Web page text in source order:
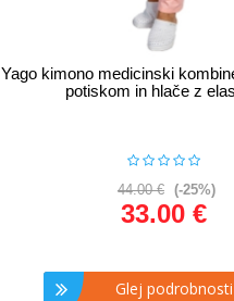
Yago kimono medicinski
potiskom in hlače z
44.00 € (-25%)
33.00 €
Glej podrobnosti